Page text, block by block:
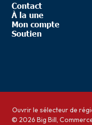
Contact
À la une
Mon compte
Soutien
Ouvrir le sélecteur de
© 2026 Big Bill,